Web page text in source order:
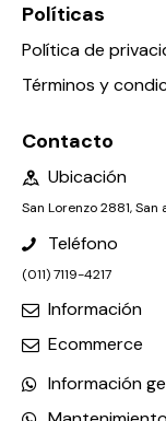
Políticas
Política de
Términos y
Contacto
Ubicación
San Lorenzo 2881, San
Teléfono
(011) 7119-4217
Información
Ecommerce
Información